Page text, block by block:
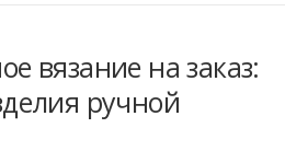
СТАТЬИ
вязание на заказ:
ручной